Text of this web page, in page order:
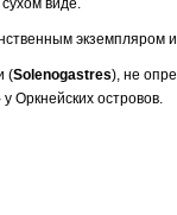
виде.
экземпляром
(Solenogastres), не
Оркнейских островов.